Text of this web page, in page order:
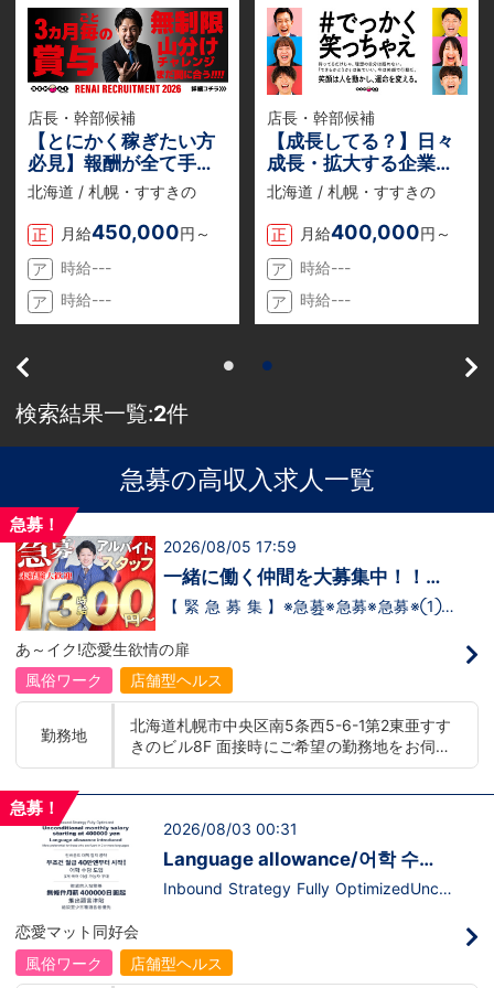
店長・幹部候補
【とにかく稼ぎたい方
必見】報酬が全て手取
りでもらえる『業務委
託』のお仕事説明会を
随時開催中！
北海道 / 札幌・すすきの
正 月給450,000円～
ア
時給---
ア
時給---
店長・幹部候補
【成長してる？】日々
成長・拡大する企業
『恋愛グループ』でチ
ャンスを掴め。若くて
も得られる収入と役
職！
北海道 / 札幌・すすきの
正 月給400,000円～
ア
時給---
ア
時給---
検索結果一覧:2件
急募の高収入求人一覧
急募！
2026/08/05 17:59
一緒に働く仲間を大募集中！！
【アルバイト・送迎ドライバー急
【 緊 急 募 集 】※急募※急募※急募※①ス
バー！店舗間5分程度お客様を送迎するだ
け！時給：①1,300円～②1,100円～勤務
時間：①早番：8:00～18:00 （食事休憩
あり：実働9時間） 遅番：16:00～翌
日祝日の日中(9時～16時位まで)、平日夜
(夕方～24時位まで)※ご希望があれば、そ
の他のシフト調整も可能です。お気軽にご
であればOK！②ご自身の車持ち込み
用時は時給変動あり）「今すぐ稼ぎた
い！」「業界に興味はあるけどちょっと不
安...」「運転が好き！」という方、大歓
迎！スピード採用中につき、ご応募はお急
様が笑顔になると自分も嬉しい・お客様だ
けでなく、働く仲間もキャストさんも笑顔
あ～イク!恋愛生欲情の扉
風俗ワーク
店舗型ヘルス
勤務地
北海道札幌市中央区南5条西5-6-1第2東亜すす
きのビル8F 面接時にご希望の勤務地をお伺い
し、配属店舗を決定いたします。 入社後の転
■横浜エリア：神奈川県横浜市中区 ・京急線
黄金町駅、日ノ出町駅 ・市営地下鉄阪東橋
駅、伊勢佐木長者町駅 ・JR横浜線関内駅 ■札
幌エリア：北海道札幌市 地下鉄南北線すすき
急募！
2026/08/03 00:31
Language allowance/어학 수
당 도입/推出語言津貼
Inbound Strategy Fully OptimizedUncon
t in 3 or more languages인바운드 대책 철
저 공략무조건 월급 40만엔부터 시작!어
恋愛マット同好会
風俗ワーク
店舗型ヘルス